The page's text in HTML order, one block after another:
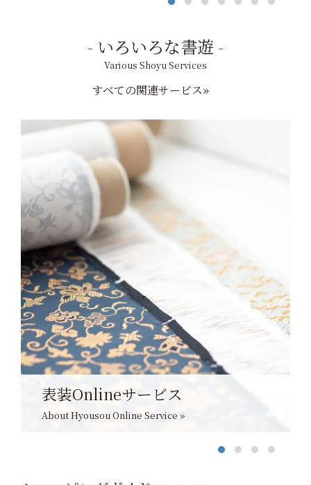
いろいろな書遊
Various Shoyu Services
すべての関連サービス»
表装Onlineサービス
About Hyousou Online Service »